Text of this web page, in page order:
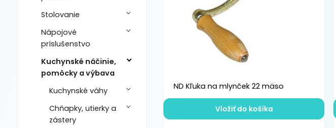
Stolovanie
Nápojové
príslušenstvo
Kuchynské náčinie,
pomôcky a výbava
Kuchynské váhy
Chňapky, utierky a
zástery
ND Kľuka na mlynček 22 mäso
Vložiť do košíka